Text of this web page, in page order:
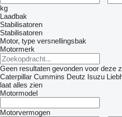
kg
Laadbak
Stabilisatoren
Stabilisatoren
Motor, type versnellingsbak
Motormerk
Geen resultaten gevonden voor deze
Caterpillar Cummins Deutz Isuzu
laat alles zien
Motormodel
Motorvermogen